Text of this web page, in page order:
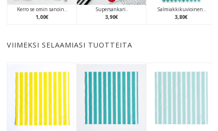
Kerro se omin sanoin..
1,00€
Supersankari..
3,90€
Salmiakkikuvioinen..
3,80€
VIIMEKSI SELAAMIASI TUOTTEITA